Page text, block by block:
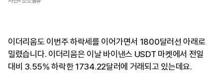
이더리움도 이번주 하락세를 이어가면서 1800달러선 아래로
밀렸습니다. 이더리움은 이날 바이낸스 USDT 마켓에서 전일
대비 3.55% 하락한 1734.22달러에 거래되고 있는데요.